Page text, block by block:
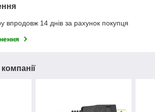
впродовж 14 днів за рахунок покупця